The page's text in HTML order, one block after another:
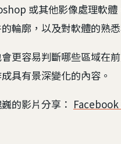
或其他影像處理軟
輪廓，以及對軟體的熟
更容易判斷哪些區域在
具有景深變化的內容。
的影片分享： Facebook